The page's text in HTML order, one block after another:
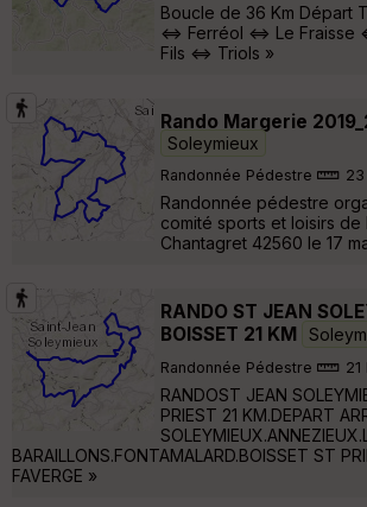
Boucle de 36 Km Départ
<=> Ferréol <=> Le Fraisse
Fils <=> Triols »
Rando Margerie
Soleymieux
Randonnée Pédestre
Randonnée pédestre
comité sports et loisirs de
Chantagret 42560 le 17
RANDO ST JEAN
BOISSET 21 KM
Randonnée Pédestre
RANDOST JEAN
PRIEST 21 KM.DEPART
BARAILLONS.FONTAMALARD.BOISSET ST
FAVERGE »